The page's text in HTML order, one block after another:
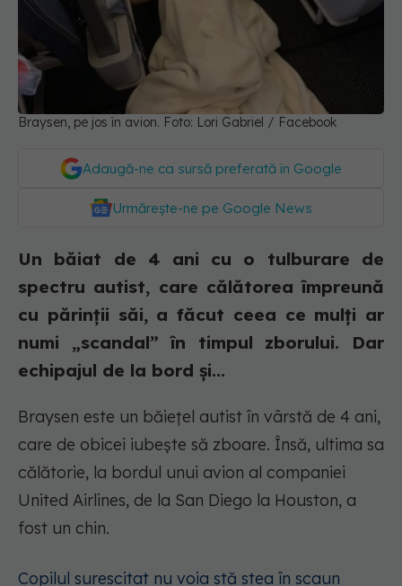
Braysen, pe jos în avion. Foto: Lori Gabriel / Facebook
Adaugă-ne ca sursă preferată în Google
Urmărește-ne pe Google News
Un băiat de 4 ani cu o tulburare de
spectru autist, care călătorea împreună
cu părinții săi, a făcut ceea ce mulți ar
numi „scandal” în timpul zborului. Dar
echipajul de la bord și...
Braysen este un băiețel autist în vârstă de 4 ani,
care de obicei iubește să zboare. Însă, ultima sa
călătorie, la bordul unui avion al companiei
United Airlines, de la San Diego la Houston, a
fost un chin.
Copilul surescitat nu voia stă stea în scaun